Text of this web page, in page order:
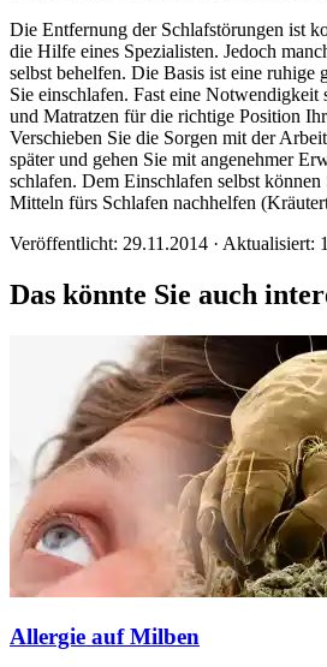
Die Entfernung der Schlafstörungen ist
die Hilfe eines Spezialisten. Jedoch
selbst behelfen. Die Basis ist eine ruhige
Sie einschlafen. Fast eine Notwendigkeit
und Matratzen für die richtige Position
Verschieben Sie die Sorgen mit der
später und gehen Sie mit angenehmer
schlafen. Dem Einschlafen selbst
Mitteln fürs Schlafen nachhelfen
Veröffentlicht: 29.11.2014 · Aktualisiert:
Das könnte Sie auch
Allergie auf Milben